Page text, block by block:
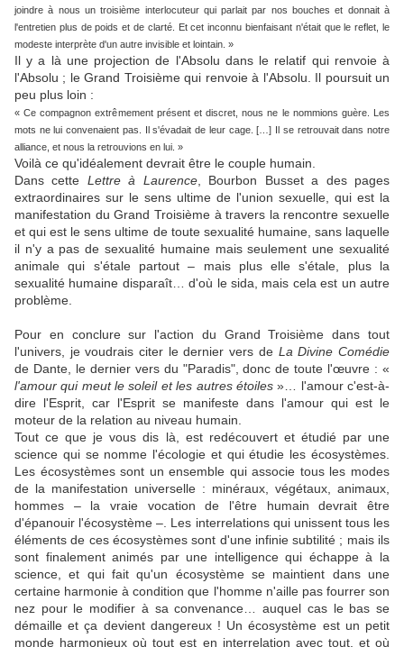
joindre à nous un troisième interlocuteur qui parlait par nos bouches et donnait à
l'entretien plus de poids et de clarté. Et cet inconnu bienfaisant n'était que le reflet, le
modeste interprète d'un autre invisible et lointain. »
Il y a là une projection de l'Absolu dans le relatif qui renvoie à
l'Absolu ; le Grand Troisième qui renvoie à l'Absolu. Il poursuit un
peu plus loin :
« Ce compagnon extrêmement présent et discret, nous ne le nommions guère. Les
mots ne lui convenaient pas. Il s'évadait de leur cage. […] Il se retrouvait dans notre
alliance, et nous la retrouvions en lui. »
Voilà ce qu'idéalement devrait être le couple humain.
Dans cette Lettre à Laurence, Bourbon Busset a des pages
extraordinaires sur le sens ultime de l'union sexuelle, qui est la
manifestation du Grand Troisième à travers la rencontre sexuelle
et qui est le sens ultime de toute sexualité humaine, sans laquelle
il n'y a pas de sexualité humaine mais seulement une sexualité
animale qui s'étale partout – mais plus elle s'étale, plus la
sexualité humaine disparaît… d'où le sida, mais cela est un autre
problème.
Pour en conclure sur l'action du Grand Troisième dans tout
l'univers, je voudrais citer le dernier vers de La Divine Comédie
de Dante, le dernier vers du "Paradis", donc de toute l'œuvre : «
l'amour qui meut le soleil et les autres étoiles»… l'amour c'est-à-
dire l'Esprit, car l'Esprit se manifeste dans l'amour qui est le
moteur de la relation au niveau humain.
Tout ce que je vous dis là, est redécouvert et étudié par une
science qui se nomme l'écologie et qui étudie les écosystèmes.
Les écosystèmes sont un ensemble qui associe tous les modes
de la manifestation universelle : minéraux, végétaux, animaux,
hommes – la vraie vocation de l'être humain devrait être
d'épanouir l'écosystème –. Les interrelations qui unissent tous les
éléments de ces écosystèmes sont d'une infinie subtilité ; mais ils
sont finalement animés par une intelligence qui échappe à la
science, et qui fait qu'un écosystème se maintient dans une
certaine harmonie à condition que l'homme n'aille pas fourrer son
nez pour le modifier à sa convenance… auquel cas le bas se
démaille et ça devient dangereux ! Un écosystème est un petit
monde harmonieux où tout est en interrelation avec tout, et où